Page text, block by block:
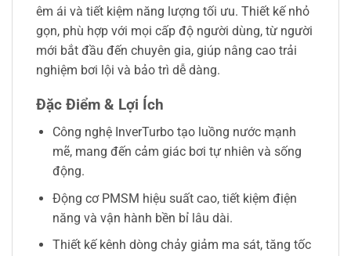
êm ái và tiết kiệm năng lượng tối ưu. Thiết kế nhỏ
gọn, phù hợp với mọi cấp độ người dùng, từ người
mới bắt đầu đến chuyên gia, giúp nâng cao trải
nghiệm bơi lội và bảo trì dễ dàng.
Đặc Điểm & Lợi Ích
Công nghệ InverTurbo tạo luồng nước mạnh
mẽ, mang đến cảm giác bơi tự nhiên và sống
động.
Động cơ PMSM hiệu suất cao, tiết kiệm điện
năng và vận hành bền bỉ lâu dài.
Thiết kế kênh dòng chảy giảm ma sát, tăng tốc